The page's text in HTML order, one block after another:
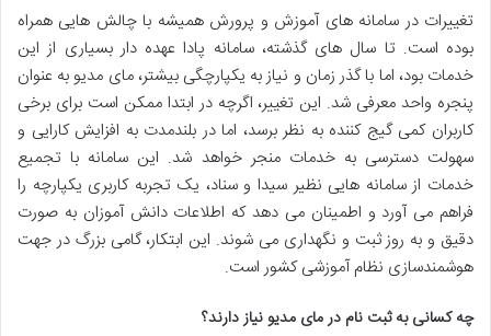
تغییرات در سامانه های آموزش و پرورش همیشه با چالش هایی همراه
بوده است. تا سال های گذشته، سامانه پادا عهده دار بسیاری از این
خدمات بود، اما با گذر زمان و نیاز به یکپارچگی بیشتر، مای مدیو به عنوان
پنجره واحد معرفی شد. این تغییر، اگرچه در ابتدا ممکن است برای برخی
کاربران کمی گیج کننده به نظر برسد، اما در بلندمدت به افزایش کارایی و
سهولت دسترسی به خدمات منجر خواهد شد. این سامانه با تجمیع
خدمات از سامانه هایی نظیر سیدا و سناد، یک تجربه کاربری یکپارچه را
فراهم می آورد و اطمینان می دهد که اطلاعات دانش آموزان به صورت
دقیق و به روز ثبت و نگهداری می شوند. این ابتکار، گامی بزرگ در جهت
هوشمندسازی نظام آموزشی کشور است.
چه کسانی به ثبت نام در مای مدیو نیاز دارند؟